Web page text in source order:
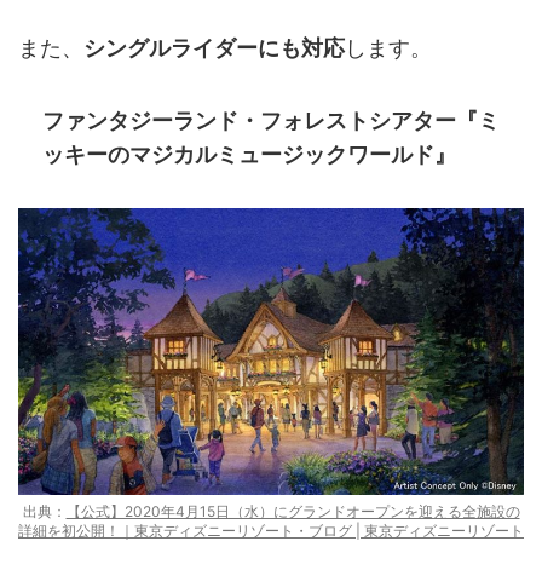
また、 シングルライダーにも対応します。
ファンタジーランド・フォレストシアター『ミ
ッキーのマジカルミュージックワールド』
出典：
【公式】2020年4月15日（水）にグランドオープンを迎える全施設の
詳細を初公開！｜東京ディズニーリゾート・ブログ | 東京ディズニーリゾート